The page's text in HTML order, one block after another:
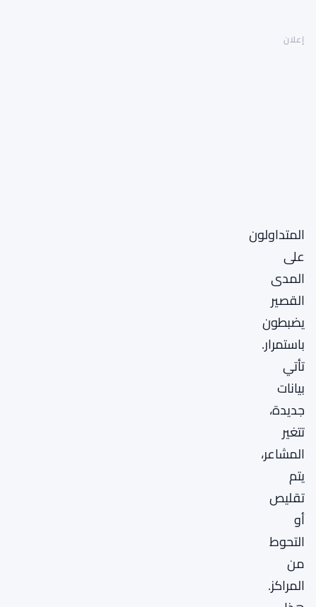
إعلان
المتداولون
على
المدى
القصير
يضبطون
باستمرار.
تأتي
بيانات
جديدة،
تتغير
المشاعر،
يتم
تقليص
أو
التحوط
من
المراكز.